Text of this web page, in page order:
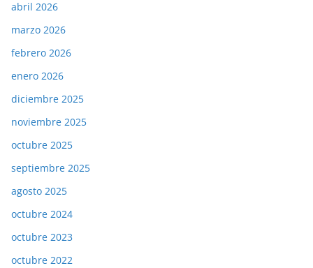
abril 2026
marzo 2026
febrero 2026
enero 2026
diciembre 2025
noviembre 2025
octubre 2025
septiembre 2025
agosto 2025
octubre 2024
octubre 2023
octubre 2022